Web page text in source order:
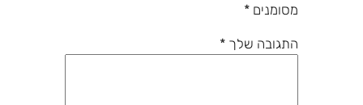
מסומנים *
התגובה שלך *